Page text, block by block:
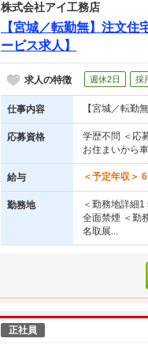
株式会社アイ工務店
【宮城／転勤無】注文
ービス求人】
求人の特徴 週休2日 採
仕事内容 【宮城／転勤
応募資格
学歴不問 ＜応
お住まいから
給与 ＜予定年収＞
勤務地
＜勤務地詳細
全面禁煙 ＜勤
名取展...
正社員